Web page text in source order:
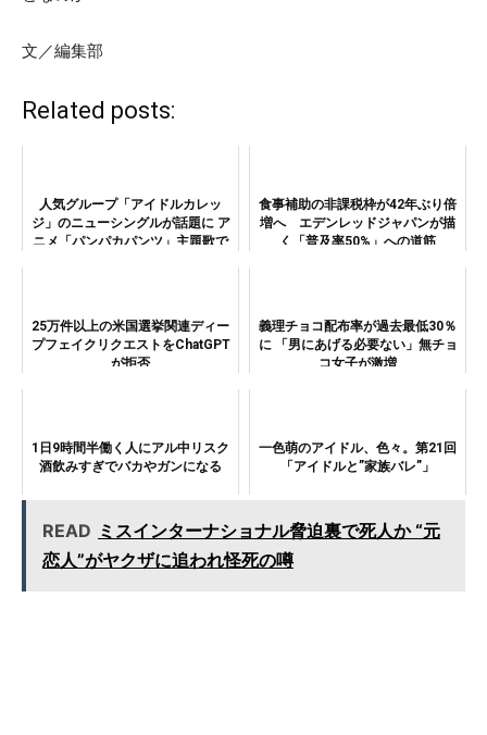
文／編集部
Related posts:
人気グループ「アイドルカレッ
ジ」のニューシングルが話題に ア
ニメ「パンパカパンツ」主題歌で
食事補助の非課税枠が42年ぶり倍
増へ エデンレッドジャパンが描
く「普及率50%」への道筋
25万件以上の米国選挙関連ディー
プフェイクリクエストをChatGPT
が拒否
義理チョコ配布率が過去最低30％
に 「男にあげる必要ない」無チョ
コ女子が激増
1日9時間半働く人にアル中リスク
酒飲みすぎでバカやガンになる
一色萌のアイドル、色々。第21回
「アイドルと”家族バレ”」
READ ミスインターナショナル脅迫裏で死人か “元
恋人”がヤクザに追われ怪死の噂